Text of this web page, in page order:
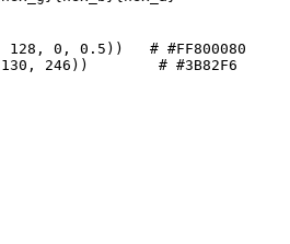
128, 0, 0.5))   # #FF800080